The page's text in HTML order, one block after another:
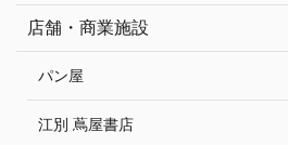
店舗・商業施設
パン屋
江別 蔦屋書店